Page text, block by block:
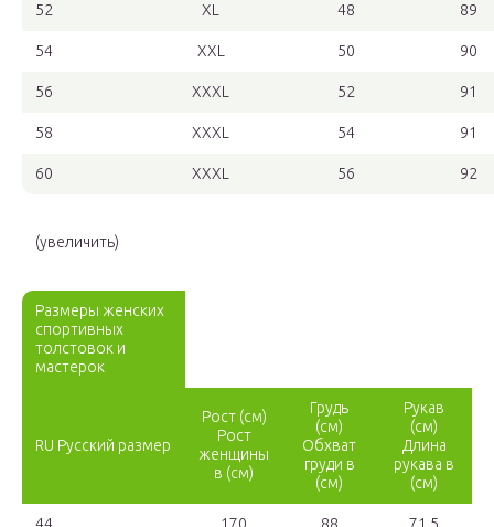
52 XL 48 89
54 XXL 50 90
56 XXXL 52 91
58 XXXL 54 91
60 XXXL 56 92
(увеличить)
Размеры женских
спортивных
толстовок и
мастерок
RU Русский размер
Рост (см)
Рост
женщины
в (см)
Грудь
(см)
Обхват
груди в
(см)
Рукав
(см)
Длина
рукава в
(см)